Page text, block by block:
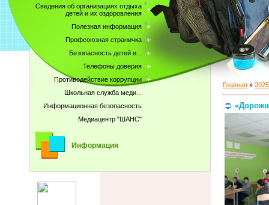
Сведения об организациях отдыха
детей и их оздоровления
Полезная информация
Профсоюзная страничка
Безопасность детей и...
Телефоны доверия
Противодействие коррупции
Школьная служба меди...
Информационная безопасность
Медиацентр "ШАНС"
Информация
Главная » 2025